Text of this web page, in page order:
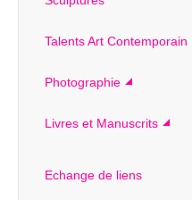
Talents Art Contemporain
Photographie
Livres et Manuscrits
Echange de liens